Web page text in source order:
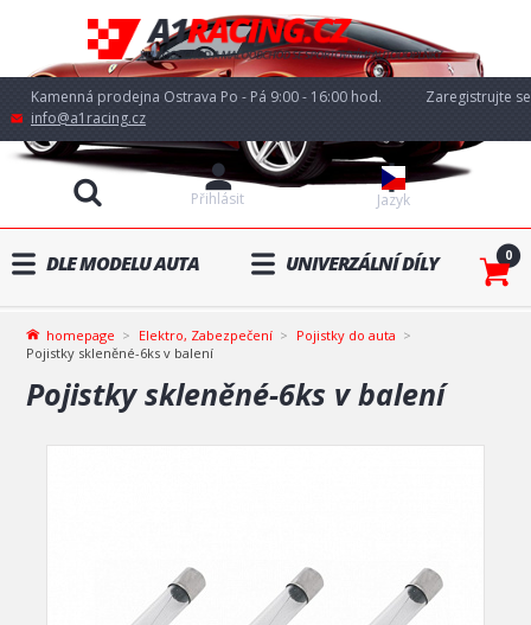
Kamenná prodejna Ostrava Po - Pá 9:00 - 16:00 hod.
info@a1racing.cz
Jazyk
Přihlásit
Zaregistrujte se
DLE MODELU AUTA UNIVERZÁLNÍ DÍLY 0
homepage Elektro, Zabezpečení
Pojistky do auta
Pojistky skleněné-6ks v balení
Pojistky skleněné-6ks v balení